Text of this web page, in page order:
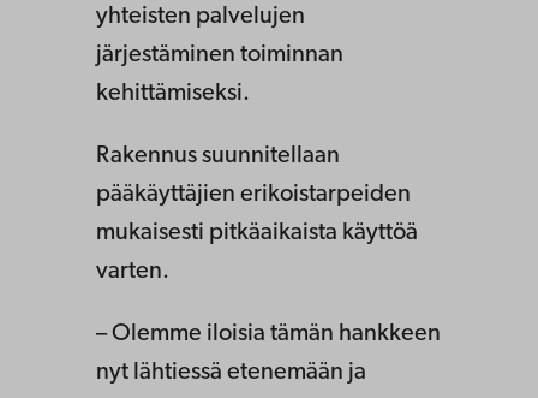
yhteisten palvelujen
järjestäminen toiminnan
kehittämiseksi.
Rakennus suunnitellaan
pääkäyttäjien erikoistarpeiden
mukaisesti pitkäaikaista käyttöä
varten.
– Olemme iloisia tämän hankkeen
nyt lähtiessä etenemään ja